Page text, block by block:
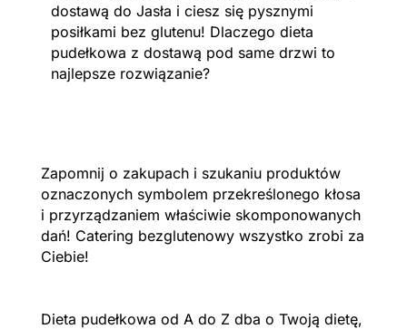
dostawą do Jasła i ciesz się pysznymi
posiłkami bez glutenu! Dlaczego dieta
pudełkowa z dostawą pod same drzwi to
najlepsze rozwiązanie?
Zapomnij o zakupach i szukaniu produktów
oznaczonych symbolem przekreślonego kłosa
i przyrządzaniem właściwie skomponowanych
dań! Catering bezglutenowy wszystko zrobi za
Ciebie!
Dieta pudełkowa od A do Z dba o Twoją dietę,